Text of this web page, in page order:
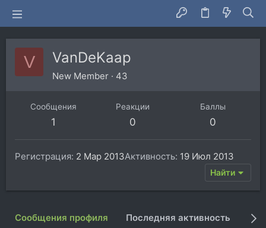
V VanDeKaap
New Member · 43
Сообщения
1
Реакции
0
Баллы
0
Регистрация 2 Мар 2013Активность 19 Июл 2013
Найти
Сообщения профиля Последняя активность